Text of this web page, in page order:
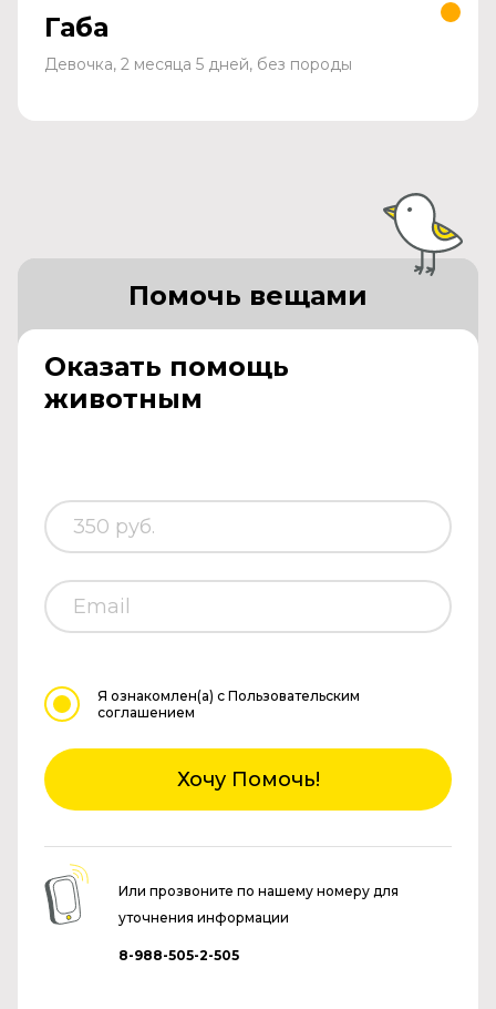
Габа
Девочка, 2 месяца 5 дней, без породы
Оказать помощь
животным
Помочь вещами
Я ознакомлен(а) с Пользовательским
соглашением
Хочу Помочь!
Или прозвоните по нашему номеру для
уточнения информации
8-988-505-2-505